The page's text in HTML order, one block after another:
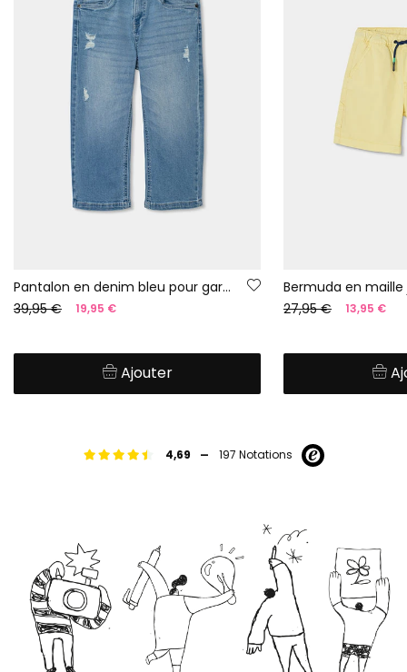
Pantalon en denim bleu pour garçon
39,95 €
19,95 €
Ajouter
Bermuda en maille
27,95 €
13,95 €
4,69 - 197 Notations